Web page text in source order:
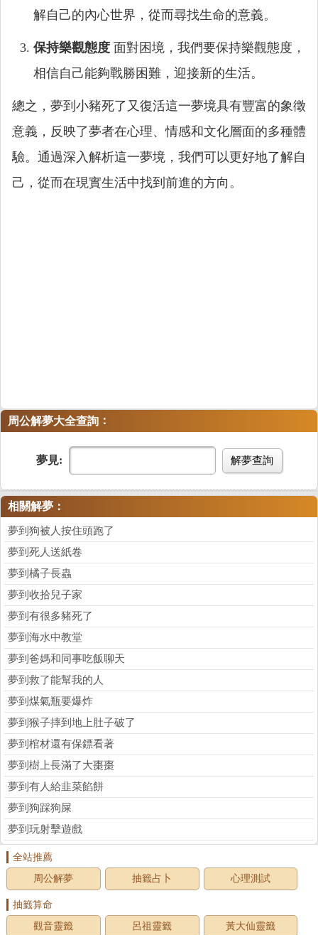
解自己的內心世界，從而尋找生命的意義。
保持樂觀態度 面對困境，我們要保持樂觀態度，
相信自己能夠戰勝困難，迎接新的生活。
總之，夢到小豬死了又復活這一夢境具有豐富的象徵
意義，反映了夢者在心理、情感和文化層面的多種體
驗。通過深入解析這一夢境，我們可以更好地了解自
己，從而在現實生活中找到前進的方向。
周公解夢大全查詢 ：
夢見: 解夢查詢
相關解夢：
夢到狗被人按住頭跑了
夢到死人送紙卷
夢到橘子長蟲
夢到收拾兒子家
夢到有很多豬死了
夢到海水中教堂
夢到爸媽和同事吃飯聊天
夢到救了能幫我的人
夢到煤氣瓶要爆炸
夢到猴子摔到地上肚子破了
夢到棺材還有保鏢看著
夢到樹上長滿了大棗棗
夢到有人給韭菜餡餅
夢到狗踩狗屎
夢到玩射擊遊戲
全站推薦
周公解夢
抽籤占卜 心理測試
抽籤算命
觀音靈籤
呂祖靈籤 黃大仙靈籤